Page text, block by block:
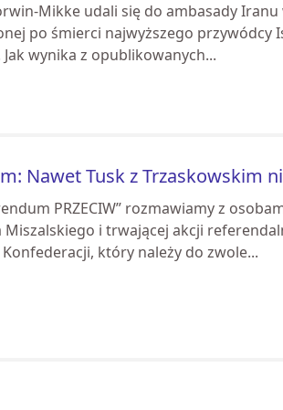
Mikke udali się do ambasady
po śmierci najwyższego przywódcy
wynika z opublikowanych...
Nawet Tusk z Trzaskowskim
PRZECIW” rozmawiamy z
i trwającej akcji
który należy do zwole...